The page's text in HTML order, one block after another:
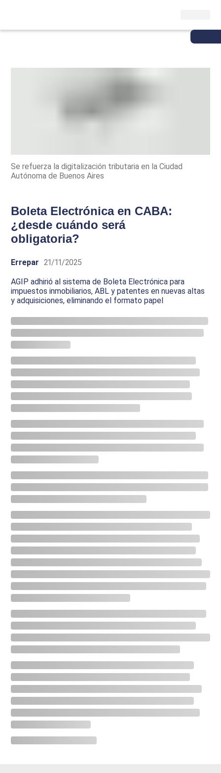
Se refuerza la digitalización tributaria en la Ciudad
Autónoma de Buenos Aires
Boleta Electrónica en CABA:
¿desde cuándo será
obligatoria?
Errepar 21/11/2025
AGIP adhirió al sistema de Boleta Electrónica para
impuestos inmobiliarios, ABL y patentes en nuevas altas
y adquisiciones, eliminando el formato papel